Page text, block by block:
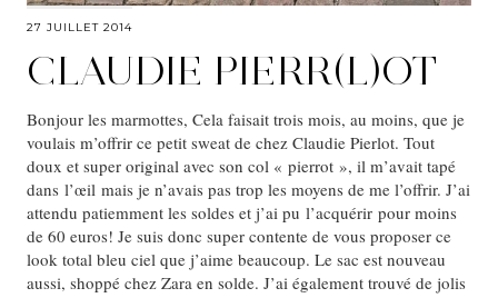
27 JUILLET 2014
CLAUDIE PIERR(L)OT
Bonjour les marmottes, Cela faisait trois mois, au moins, que je
voulais m’offrir ce petit sweat de chez Claudie Pierlot. Tout
doux et super original avec son col « pierrot », il m’avait tapé
dans l’œil mais je n’avais pas trop les moyens de me l’offrir. J’ai
attendu patiemment les soldes et j’ai pu l’acquérir pour moins
de 60 euros! Je suis donc super contente de vous proposer ce
look total bleu ciel que j’aime beaucoup. Le sac est nouveau
aussi, shoppé chez Zara en solde. J’ai également trouvé de jolis